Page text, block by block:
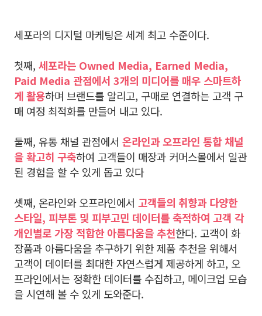
세포라의 디지털 마케팅은 세계 최고 수준이다.
첫째, 세포라는 Owned Media, Earned Media,
Paid Media 관점에서 3개의 미디어를 매우 스마트하
게 활용하며 브랜드를 알리고, 구매로 연결하는 고객 구
매 여정 최적화를 만들어 내고 있다.
둘째, 유통 채널 관점에서 온라인과 오프라인 통합 채널
을 확고히 구축하여 고객들이 매장과 커머스몰에서 일관
된 경험을 할 수 있게 돕고 있다
셋째, 온라인와 오프라인에서 고객들의 취향과 다양한
스타일, 피부톤 및 피부고민 데이터를 축적하여 고객 각
개인별로 가장 적합한 아름다움을 추천한다. 고객이 화
장품과 아름다움을 추구하기 위한 제품 추천을 위해서
고객이 데이터를 최대한 자연스럽게 제공하게 하고, 오
프라인에서는 정확한 데이터를 수집하고, 메이크업 모습
을 시연해 볼 수 있게 도와준다.